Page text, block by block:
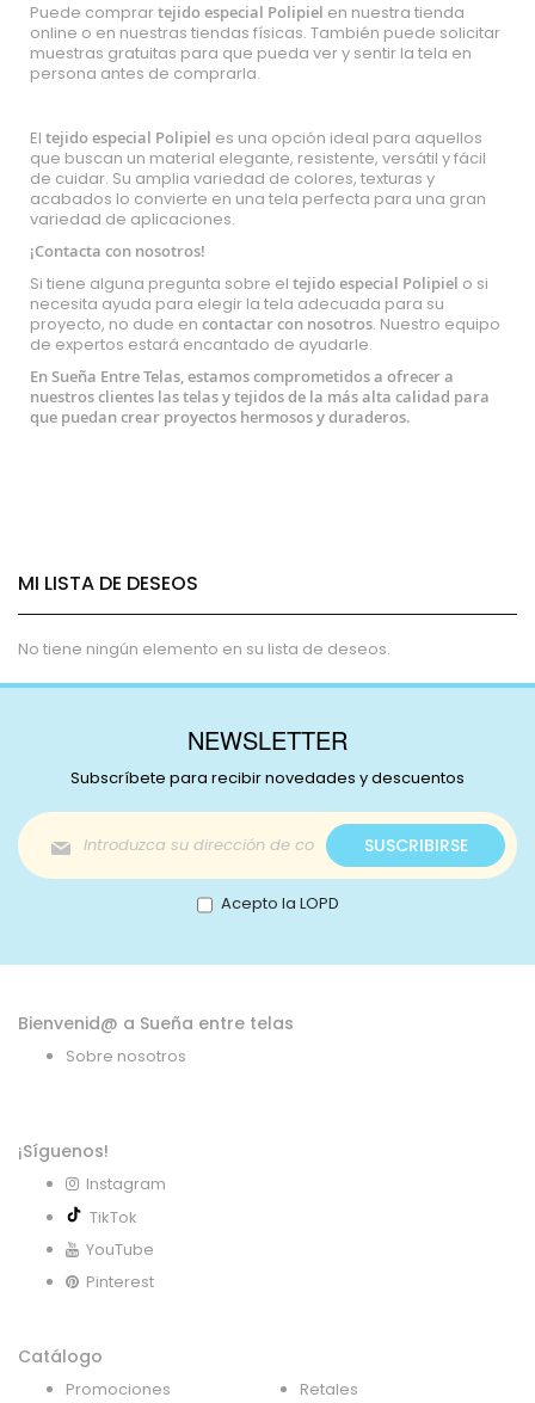
Puede comprartejido especial Polipiel en nuestra tienda
online o en nuestras tiendas físicas. También puede solicitar
muestras gratuitas para que pueda ver y sentir la tela en
persona antes de comprarla.
El tejido especial Polipiel es una opción ideal para aquellos
que buscan un material elegante, resistente, versátil y fácil
de cuidar. Su amplia variedad de colores, texturas y
acabados lo convierte en una tela perfecta para una gran
variedad de aplicaciones.
¡Contacta con nosotros!
Si tiene alguna pregunta sobre el tejido especial Polipiel o si
necesita ayuda para elegir la tela adecuada para su
proyecto, no dude en contactar con nosotros. Nuestro equipo
de expertos estará encantado de ayudarle.
En Sueña Entre Telas, estamos comprometidos a ofrecer a
nuestros clientes las telas y tejidos de la más alta calidad para
que puedan crear proyectos hermosos y duraderos.
MI LISTA DE DESEOS
No tiene ningún elemento en su lista de deseos.
NEWSLETTER
Subscríbete para recibir novedades y descuentos
Inscríbase
a
nuestro
boletín
de
SUSCRIBIRSE
Acepto la LOPD
Bienvenid@ a Sueña entre telas
Sobre nosotros
¡Síguenos!
Instagram
TikTok
YouTube
Pinterest
Catálogo
Promociones Retales